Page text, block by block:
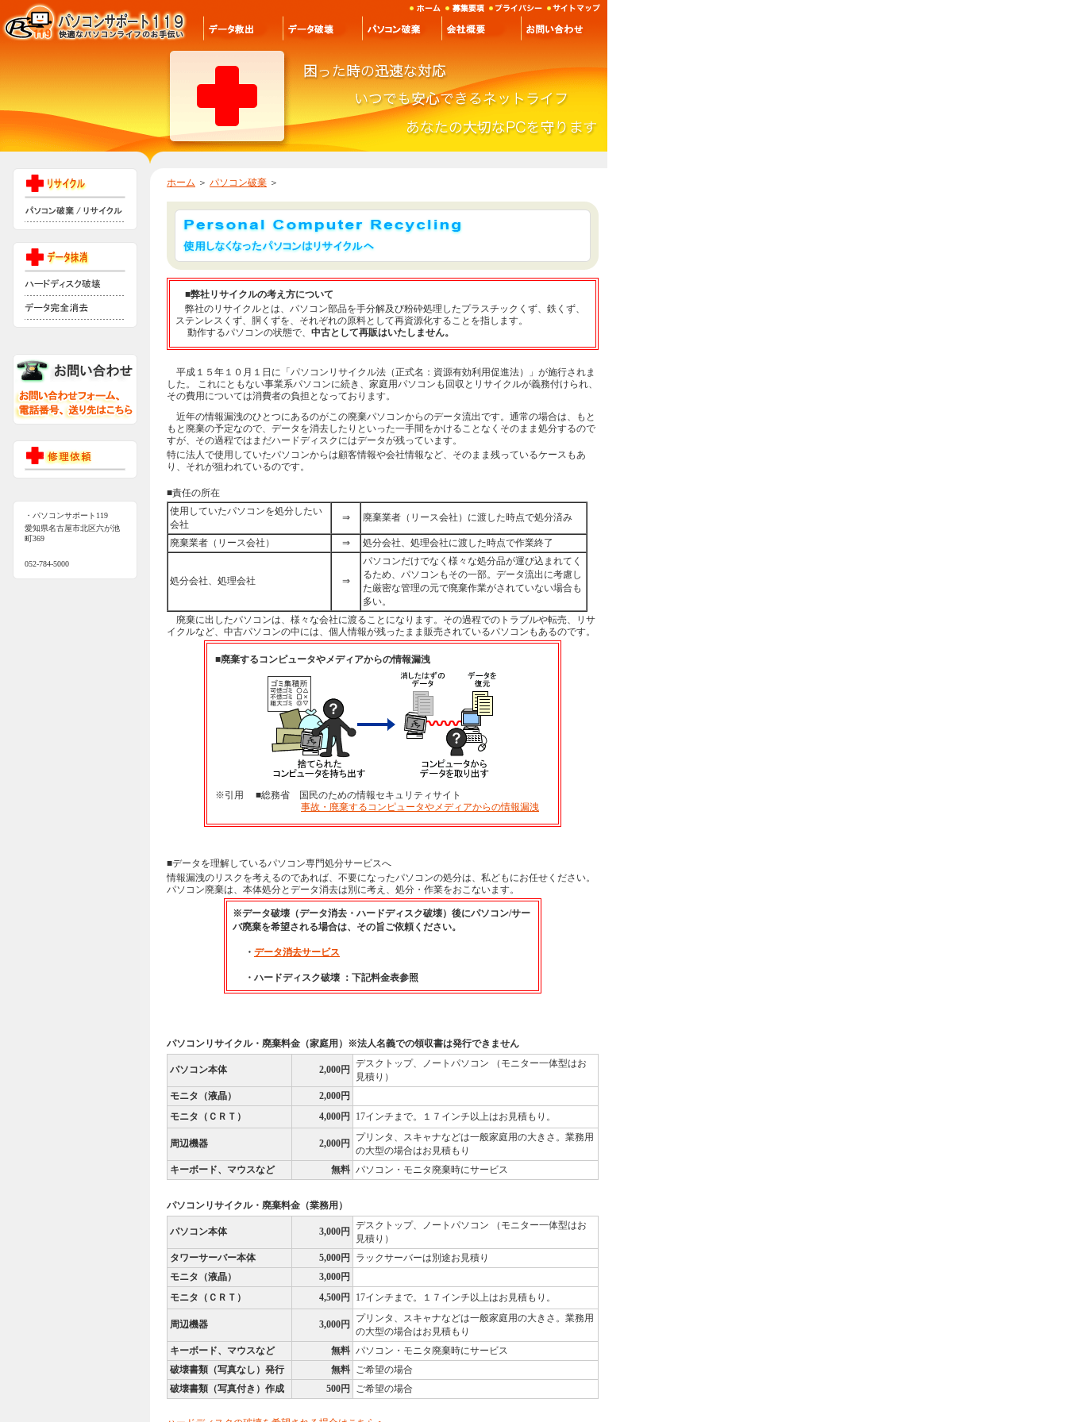
・パソコンサポート119
愛知県名古屋市北区六が池
町369
052-784-5000
ホーム ＞ パソコン破棄 ＞
■弊社リサイクルの考え方について
弊社のリサイクルとは、パソコン部品を手分解及び粉砕処理したプラスチックくず、鉄くず、
ステンレスくず、胴くずを、それぞれの原料として再資源化することを指します。
動作するパソコンの状態で、 中古として再販はいたしません。
平成１５年１０月１日に「パソコンリサイクル法（正式名：資源有効利用促進法）」が施行されま
した。 これにともない事業系パソコンに続き、家庭用パソコンも回収とリサイクルが義務付けられ、
その費用については消費者の負担となっております。
近年の情報漏洩のひとつにあるのがこの廃棄パソコンからのデータ流出です。通常の場合は、もと
もと廃棄の予定なので、データを消去したりといった一手間をかけることなくそのまま処分するので
すが、その過程ではまだハードディスクにはデータが残っています。
特に法人で使用していたパソコンからは顧客情報や会社情報など、そのまま残っているケースもあ
り、それが狙われているのです。
■責任の所在
使用していたパソコンを処分したい
会社
⇒ 廃棄業者（リース会社）に渡した時点で処分済み
廃棄業者（リース会社） ⇒ 処分会社、処理会社に渡した時点で作業終了
処分会社、処理会社 ⇒
パソコンだけでなく様々な処分品が運び込まれてく
るため、パソコンもその一部。データ流出に考慮し
た厳密な管理の元で廃棄作業がされていない場合も
多い。
廃棄に出したパソコンは、様々な会社に渡ることになります。その過程でのトラブルや転売、リサ
イクルなど、中古パソコンの中には、個人情報が残ったまま販売されているパソコンもあるのです。
■廃棄するコンピュータやメディアからの情報漏洩
※引用 ■総務省 国民のための情報セキュリティサイト
事故・廃棄するコンピュータやメディアからの情報漏洩
■データを理解しているパソコン専門処分サービスへ
情報漏洩のリスクを考えるのであれば、不要になったパソコンの処分は、私どもにお任せください。
パソコン廃棄は、本体処分とデータ消去は別に考え、処分・作業をおこないます。
※データ破壊（データ消去・ハードディスク破壊）後にパソコン/サー
バ廃棄を希望される場合は、その旨ご依頼ください。
・ データ消去サービス
・ハードディスク破壊 ：下記料金表参照
パソコンリサイクル・廃棄料金（家庭用）※法人名義での領収書は発行できません
パソコン本体 2,000円
デスクトップ、ノートパソコン （モニター一体型はお
見積り）
モニタ（液晶）
2,000円
モニタ（ＣＲＴ）
4,000円 17インチまで。１７インチ以上はお見積もり。
周辺機器 2,000円
プリンタ、スキャナなどは一般家庭用の大きさ。業務用
の大型の場合はお見積もり
キーボード、マウスなど
無料 パソコン・モニタ廃棄時にサービス
パソコンリサイクル・廃棄料金（業務用）
パソコン本体 3,000円
デスクトップ、ノートパソコン （モニター一体型はお
見積り）
タワーサーバー本体
5,000円
ラックサーバーは別途お見積り
モニタ（液晶）
3,000円
モニタ（ＣＲＴ）
4,500円 17インチまで。１７インチ以上はお見積もり。
周辺機器 3,000円
プリンタ、スキャナなどは一般家庭用の大きさ。業務用
の大型の場合はお見積もり
キーボード、マウスなど
無料 パソコン・モニタ廃棄時にサービス
破壊書類（写真なし）発行
無料 ご希望の場合
破壊書類（写真付き）作成
500円 ご希望の場合